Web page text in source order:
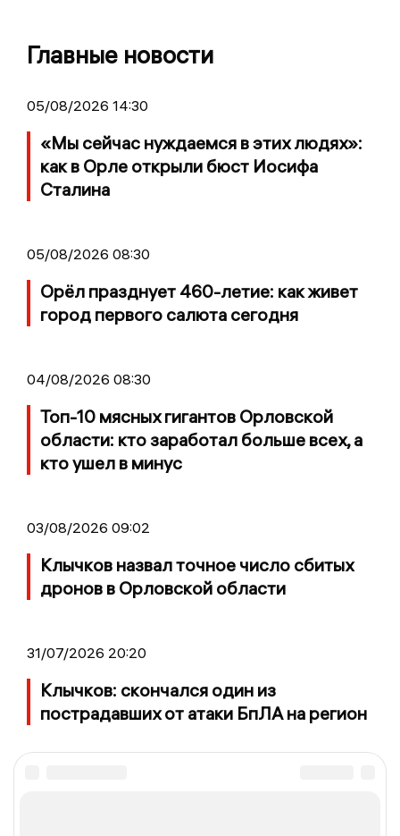
Главные новости
05/08/2026 14:30
«Мы сейчас нуждаемся в этих людях»:
как в Орле открыли бюст Иосифа
Сталина
05/08/2026 08:30
Орёл празднует 460-летие: как живет
город первого салюта сегодня
04/08/2026 08:30
Топ-10 мясных гигантов Орловской
области: кто заработал больше всех, а
кто ушел в минус
03/08/2026 09:02
Клычков назвал точное число сбитых
дронов в Орловской области
31/07/2026 20:20
Клычков: скончался один из
пострадавших от атаки БпЛА на регион